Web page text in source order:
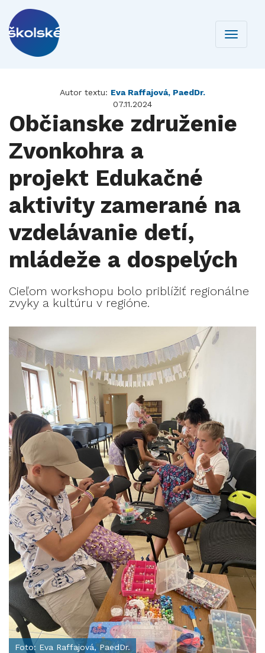
Toggle
Autor textu: Eva Raffajová, PaedDr.
07.11.2024
Občianske združenie
Zvonkohra a
projekt Edukačné
aktivity zamerané na
vzdelávanie detí,
mládeže a dospelých
Cieľom workshopu bolo priblížiť regionálne
zvyky a kultúru v regióne.
Foto: Eva Raffajová, PaedDr.